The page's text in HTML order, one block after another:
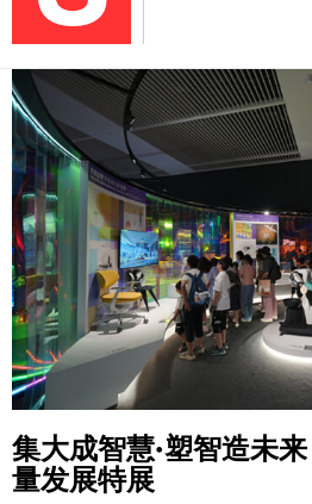
集大成智慧·塑智造未来
量发展特展